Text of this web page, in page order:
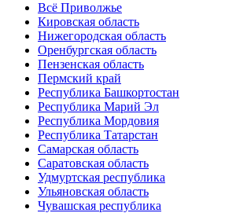
Всё Приволжье
Кировская область
Нижегородская область
Оренбургская область
Пензенская область
Пермский край
Республика Башкортостан
Республика Марий Эл
Республика Мордовия
Республика Татарстан
Самарская область
Саратовская область
Удмуртская республика
Ульяновская область
Чувашская республика